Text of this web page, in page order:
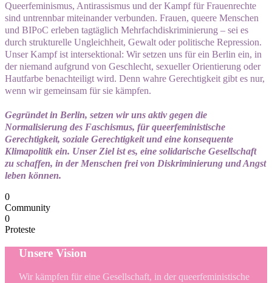
Queerfeminismus, Antirassismus und der Kampf für Frauenrechte
sind untrennbar miteinander verbunden. Frauen, queere Menschen
und BIPoC erleben tagtäglich Mehrfachdiskriminierung – sei es
durch strukturelle Ungleichheit, Gewalt oder politische Repression.
Unser Kampf ist intersektional: Wir setzen uns für ein Berlin ein, in
der niemand aufgrund von Geschlecht, sexueller Orientierung oder
Hautfarbe benachteiligt wird. Denn wahre Gerechtigkeit gibt es nur,
wenn wir gemeinsam für sie kämpfen.
Gegründet in Berlin, setzen wir uns aktiv gegen die
Normalisierung des Faschismus, für queerfeministische
Gerechtigkeit, soziale Gerechtigkeit und eine konsequente
Klimapolitik ein. Unser Ziel ist es, eine solidarische Gesellschaft
zu schaffen, in der Menschen frei von Diskriminierung und Angst
leben können.
0
Community
0
Proteste
Unsere Vision
Wir kämpfen für eine Gesellschaft, in der queerfeministische